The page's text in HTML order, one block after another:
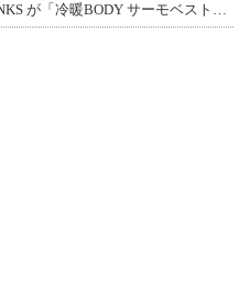
UVカット・遮光性能をアップ！ LINKS が「冷暖BODY サーモベスト」改良